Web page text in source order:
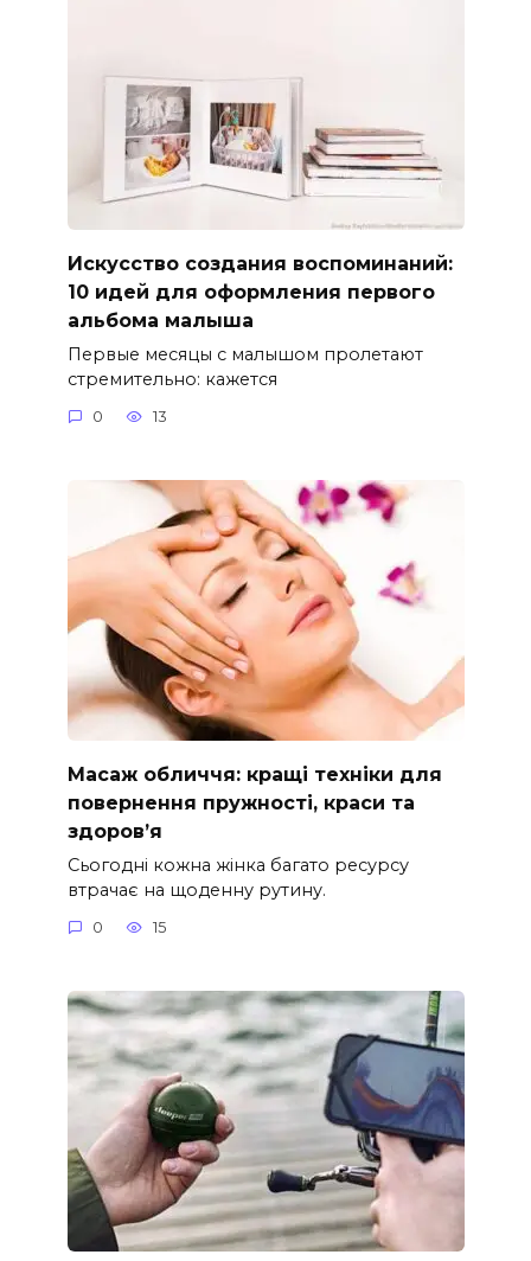
Искусство создания воспоминаний:
10 идей для оформления первого
альбома малыша
Первые месяцы с малышом пролетают
стремительно: кажется
0 13
Масаж обличчя: кращі техніки для
повернення пружності, краси та
здоров’я
Сьогодні кожна жінка багато ресурсу
втрачає на щоденну рутину.
0 15